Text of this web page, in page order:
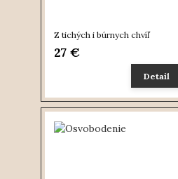
Z tichých i búrnych chvíľ
27 €
Detail